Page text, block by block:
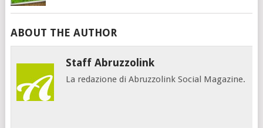
ABOUT THE AUTHOR
Staff Abruzzolink
La redazione di Abruzzolink Social Magazine.